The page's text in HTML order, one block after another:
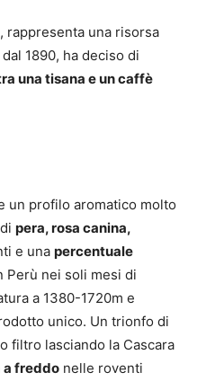
rappresenta una risorsa
1890, ha deciso di
una tisana e un caffè
un profilo aromatico molto
pera, rosa canina,
e una percentuale
Perù nei soli mesi di
a 1380-1720m e
unico. Un trionfo di
filtro lasciando la Cascara
a freddo nelle roventi